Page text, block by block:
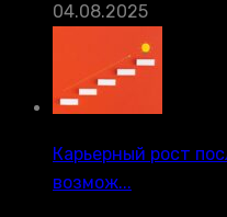
04.08.2025
Карьерный рост
возмож...